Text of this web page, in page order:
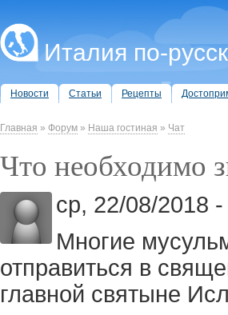
Италия по-
Новости Статьи Рецепты
Главная » Форум » Наша гостиная » Чат
Что необходимо
ср, 22/08/2018
Многие
отправиться в
главной святыне